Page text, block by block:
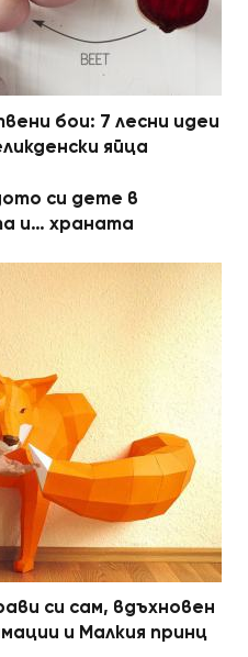
бои: 7 лесни идеи
яйца
си дете в
и… храната
си сам, вдъхновен
и Малкия принц